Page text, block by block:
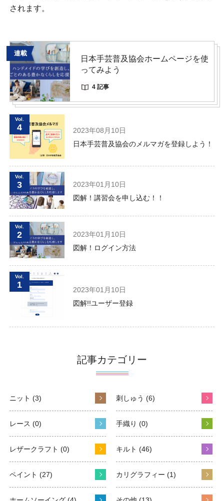
されます。
連載
日本手芸普及協会ホームページを使
ってみよう
4 記事
Vol.
4
2023年08月10日
日本手芸普及協会のメルマガを登録しよう！
Vol.
3
2023年01月10日
図解！講習会を申し込む！！
Vol.
2
2023年01月10日
図解！ログイン方法
Vol.
1
2023年01月10日
図解!!ユーザー登録
記事カテゴリー
ニット (3) 刺しゅう (6)
レース (0) 手織り (0)
レザークラフト (0) キルト (46)
ペイント (27) カリグラフィー (1)